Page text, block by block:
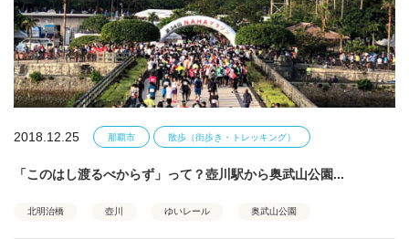
2018.12.25 那覇市 散歩（街歩き・トレッキング）
「このはし渡るべからず」って？壺川駅から奥武山公園...
北明治橋 壺川 ゆいレール 奥武山公園